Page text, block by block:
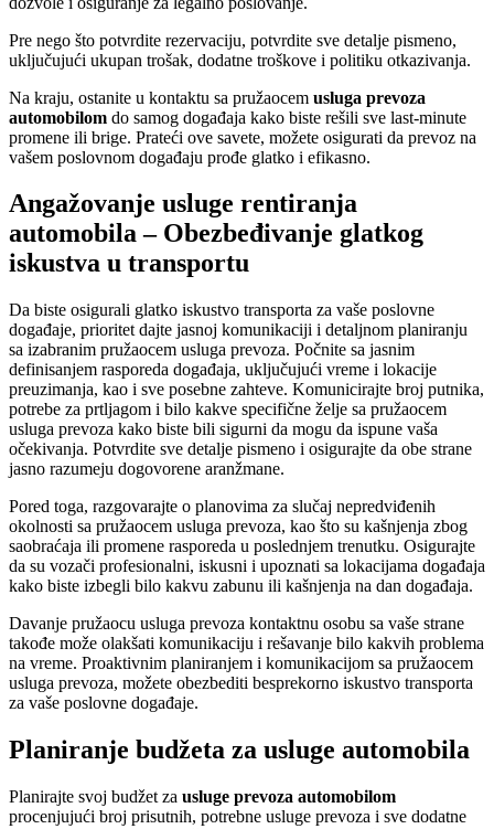
Pre nego što potvrdite rezervaciju, potvrdite sve detalje pismeno,
uključujući ukupan trošak, dodatne troškove i politiku otkazivanja.
Na kraju, ostanite u kontaktu sa pružaocem usluga prevoza
automobilom do samog događaja kako biste rešili sve last-minute
promene ili brige. Prateći ove savete, možete osigurati da prevoz na
vašem poslovnom događaju prođe glatko i efikasno.
Angažovanje usluge rentiranja
automobila – Obezbeđivanje glatkog
iskustva u transportu
Da biste osigurali glatko iskustvo transporta za vaše poslovne
događaje, prioritet dajte jasnoj komunikaciji i detaljnom planiranju
sa izabranim pružaocem usluga prevoza. Počnite sa jasnim
definisanjem rasporeda događaja, uključujući vreme i lokacije
preuzimanja, kao i sve posebne zahteve. Komunicirajte broj putnika,
potrebe za prtljagom i bilo kakve specifične želje sa pružaocem
usluga prevoza kako biste bili sigurni da mogu da ispune vaša
očekivanja. Potvrdite sve detalje pismeno i osigurajte da obe strane
jasno razumeju dogovorene aranžmane.
Pored toga, razgovarajte o planovima za slučaj nepredviđenih
okolnosti sa pružaocem usluga prevoza, kao što su kašnjenja zbog
saobraćaja ili promene rasporeda u poslednjem trenutku. Osigurajte
da su vozači profesionalni, iskusni i upoznati sa lokacijama događaja
kako biste izbegli bilo kakvu zabunu ili kašnjenja na dan događaja.
Davanje pružaocu usluga prevoza kontaktnu osobu sa vaše strane
takođe može olakšati komunikaciju i rešavanje bilo kakvih problema
na vreme. Proaktivnim planiranjem i komunikacijom sa pružaocem
usluga prevoza, možete obezbediti besprekorno iskustvo transporta
za vaše poslovne događaje.
Planiranje budžeta za usluge automobila
Planirajte svoj budžet za usluge prevoza automobilom
procenjujući broj prisutnih, potrebne usluge prevoza i sve dodatne